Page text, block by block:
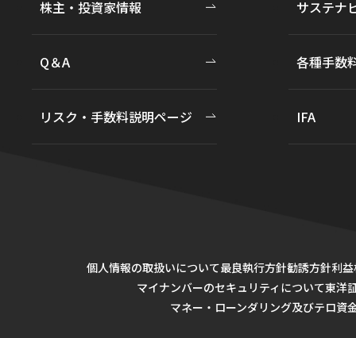
株主・投資家情報 サステナ
Q＆A 各種手数
リスク・手数料説明ページ IFA
個人情報の取扱いについて最良執行方針勧誘方針利
マイナンバーのセキュリティについて東洋
マネー・ローンダリング及びテロ資